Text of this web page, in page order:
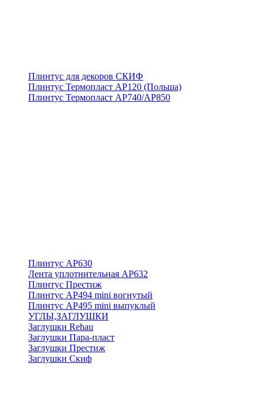
Плинтус для декоров СКИФ
Плинтус Термопласт АР120 (Польша)
Плинтус Термопласт АР740/АР850
Плинтус АР630
Лента уплотнительная АР632
Плинтус Престиж
Плинтус АР494 mini вогнутый
Плинтус АР495 mini выпуклый
УГЛЫ,ЗАГЛУШКИ
Заглушки Rehau
Заглушки Пара-пласт
Заглушки Престиж
Заглушки Скиф